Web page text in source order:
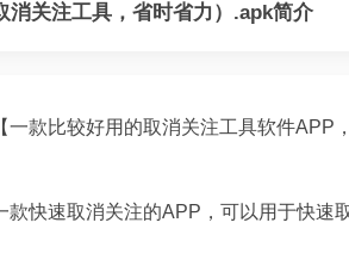
消关注工具，省时省力）.apk简介
一款比较好用的取消关注工具软件APP
款快速取消关注的APP，可以用于快速